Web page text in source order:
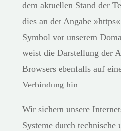
dem aktuellen Stand der
dies an der Angabe
Symbol vor unserem
weist die Darstellung der
Browsers ebenfalls auf
Verbindung hin.
Wir sichern unsere
Systeme durch technische